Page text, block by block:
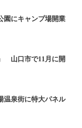
園にキャンプ場開業
山口市で11月に開
温泉街に特大パネル